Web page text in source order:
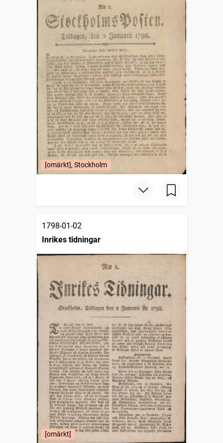
[omärkt], Stockholm
1798-01-02
Inrikes tidningar
[omärkt]